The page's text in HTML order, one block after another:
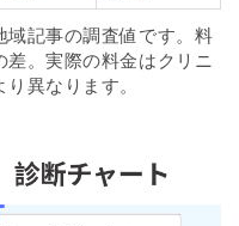
域記事の調査値です。料
。実際の料金はクリニ
異なります。